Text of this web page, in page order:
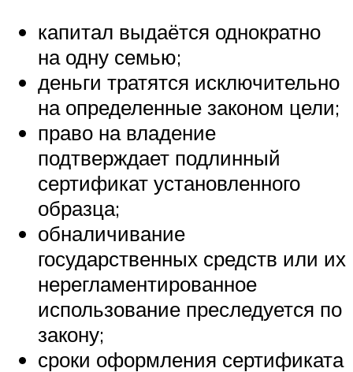
капитал выдаётся однократно
на одну семью;
деньги тратятся исключительно
на определенные законом цели;
право на владение
подтверждает подлинный
сертификат установленного
образца;
обналичивание
государственных средств или их
нерегламентированное
использование преследуется по
закону;
сроки оформления сертификата